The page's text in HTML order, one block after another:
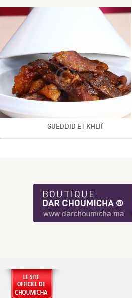
GUEDDID ET KHLIÏ